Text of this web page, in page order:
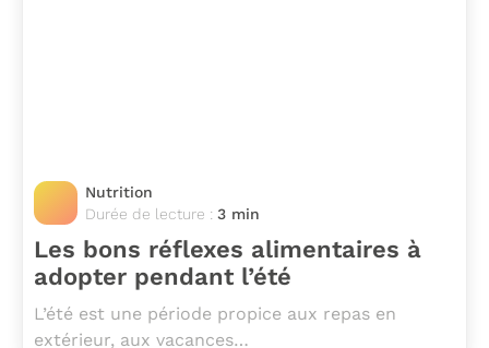
Nutrition
Durée de lecture : 3 min
Les bons réflexes alimentaires à
adopter pendant l’été
L’été est une période propice aux repas en
extérieur, aux vacances…